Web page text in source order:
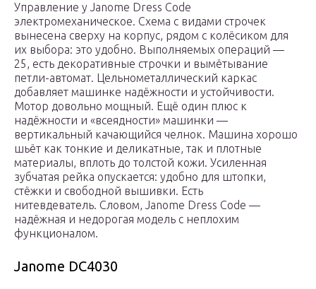
Управление у Janome Dress Code
электромеханическое. Схема с видами строчек
вынесена сверху на корпус, рядом с колёсиком для
их выбора: это удобно. Выполняемых операций —
25, есть декоративные строчки и вымётывание
петли-автомат. Цельнометаллический каркас
добавляет машинке надёжности и устойчивости.
Мотор довольно мощный. Ещё один плюс к
надёжности и «всеядности» машинки —
вертикальный качающийся челнок. Машина хорошо
шьёт как тонкие и деликатные, так и плотные
материалы, вплоть до толстой кожи. Усиленная
зубчатая рейка опускается: удобно для штопки,
стёжки и свободной вышивки. Есть
нитевдеватель. Словом, Janome Dress Code —
надёжная и недорогая модель с неплохим
функционалом.
Janome DC4030